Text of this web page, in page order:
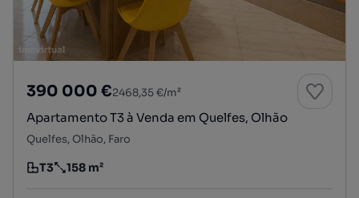
390 000 €2468,35 €/m²
Apartamento T3 à Venda em Quelfes, Olhão
Quelfes, Olhão, Faro
Tipologia
T3
Preço por metro quadrado
158 m²